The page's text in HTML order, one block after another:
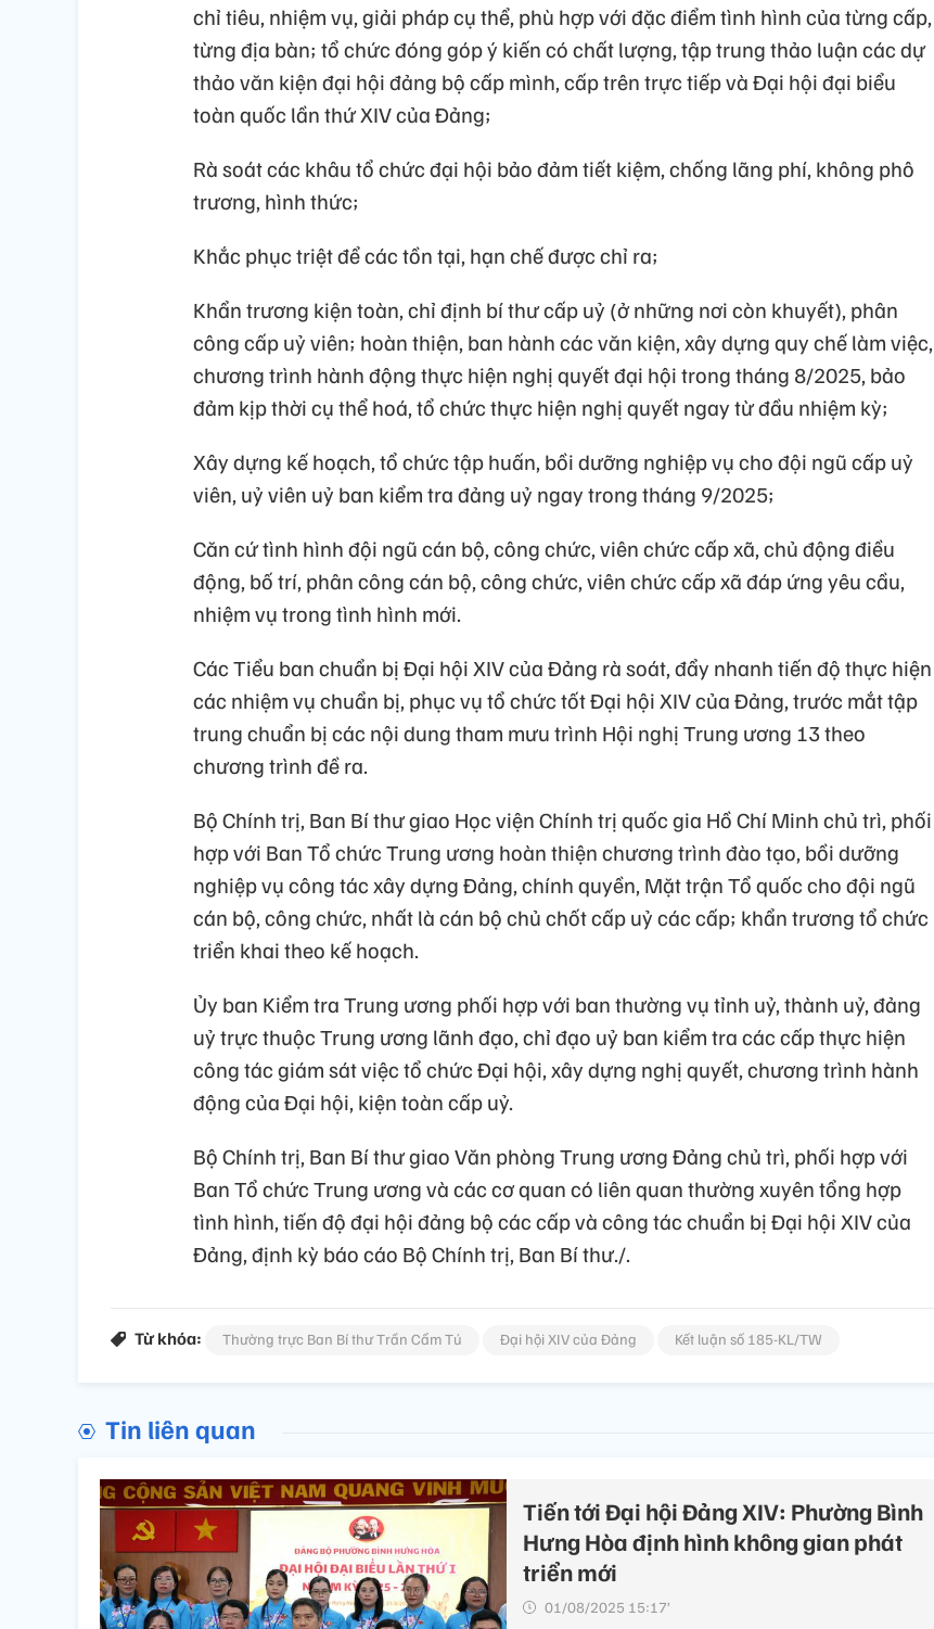
chỉ tiêu, nhiệm vụ, giải pháp cụ thể, phù hợp với đặc điểm tình hình của từng cấp,
từng địa bàn; tổ chức đóng góp ý kiến có chất lượng, tập trung thảo luận các dự
thảo văn kiện đại hội đảng bộ cấp mình, cấp trên trực tiếp và Đại hội đại biểu
toàn quốc lần thứ XIV của Đảng;
Rà soát các khâu tổ chức đại hội bảo đảm tiết kiệm, chống lãng phí, không phô
trương, hình thức;
Khắc phục triệt để các tồn tại, hạn chế được chỉ ra;
Khẩn trương kiện toàn, chỉ định bí thư cấp uỷ (ở những nơi còn khuyết), phân
công cấp uỷ viên; hoàn thiện, ban hành các văn kiện, xây dựng quy chế làm việc,
chương trình hành động thực hiện nghị quyết đại hội trong tháng 8/2025, bảo
đảm kịp thời cụ thể hoá, tổ chức thực hiện nghị quyết ngay từ đầu nhiệm kỳ;
Xây dựng kế hoạch, tổ chức tập huấn, bồi dưỡng nghiệp vụ cho đội ngũ cấp uỷ
viên, uỷ viên uỷ ban kiểm tra đảng uỷ ngay trong tháng 9/2025;
Căn cứ tình hình đội ngũ cán bộ, công chức, viên chức cấp xã, chủ động điều
động, bố trí, phân công cán bộ, công chức, viên chức cấp xã đáp ứng yêu cầu,
nhiệm vụ trong tình hình mới.
Các Tiểu ban chuẩn bị Đại hội XIV của Đảng rà soát, đẩy nhanh tiến độ thực hiện
các nhiệm vụ chuẩn bị, phục vụ tổ chức tốt Đại hội XIV của Đảng, trước mắt tập
trung chuẩn bị các nội dung tham mưu trình Hội nghị Trung ương 13 theo
chương trình đề ra.
Bộ Chính trị, Ban Bí thư giao Học viện Chính trị quốc gia Hồ Chí Minh chủ trì, phối
hợp với Ban Tổ chức Trung ương hoàn thiện chương trình đào tạo, bồi dưỡng
nghiệp vụ công tác xây dựng Đảng, chính quyền, Mặt trận Tổ quốc cho đội ngũ
cán bộ, công chức, nhất là cán bộ chủ chốt cấp uỷ các cấp; khẩn trương tổ chức
triển khai theo kế hoạch.
Ủy ban Kiểm tra Trung ương phối hợp với ban thường vụ tỉnh uỷ, thành uỷ, đảng
uỷ trực thuộc Trung ương lãnh đạo, chỉ đạo uỷ ban kiểm tra các cấp thực hiện
công tác giám sát việc tổ chức Đại hội, xây dựng nghị quyết, chương trình hành
động của Đại hội, kiện toàn cấp uỷ.
Bộ Chính trị, Ban Bí thư giao Văn phòng Trung ương Đảng chủ trì, phối hợp với
Ban Tổ chức Trung ương và các cơ quan có liên quan thường xuyên tổng hợp
tình hình, tiến độ đại hội đảng bộ các cấp và công tác chuẩn bị Đại hội XIV của
Đảng, định kỳ báo cáo Bộ Chính trị, Ban Bí thư./.
Từ khóa: Thường trực Ban Bí thư Trần Cẩm Tú Đại hội XIV của Đảng Kết luận số 185-KL/TW
Tin liên quan
Tiến tới Đại hội Đảng XIV: Phường Bình
Hưng Hòa định hình không gian phát
triển mới
01/08/2025 15:17’